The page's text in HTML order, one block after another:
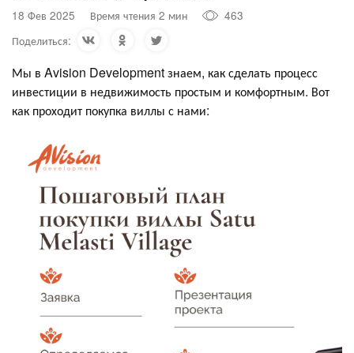
18 Фев 2025 Время чтения 2 мин
463
Поделиться:
Мы в Avision Development знаем, как сделать процесс
инвестиции в недвижимость простым и комфортным. Вот
как проходит покупка виллы с нами: